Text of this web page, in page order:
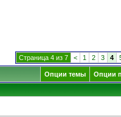
Страница 4 из 7 < 1 2 3 4
Опции темы Опции